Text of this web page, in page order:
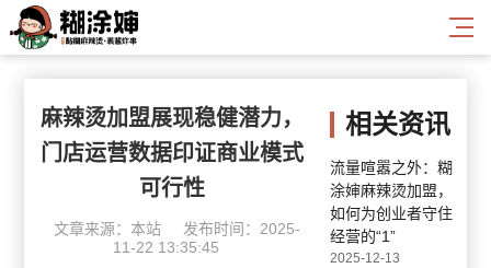
麻辣烫加盟展现稳健潜力，
门店运营数据印证商业模式
可行性
文章来源：本站
发布时间：2025-
11-22 13:35:45
相关资讯
流量喧嚣之外：糊
涂婶麻辣烫加盟，
如何为创业者守住
经营的“1”
2025-12-13